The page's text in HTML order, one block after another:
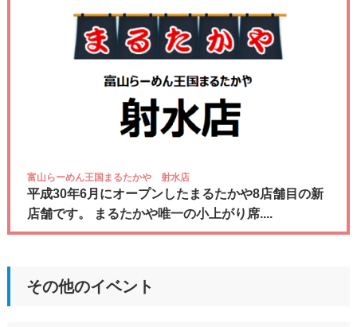
富山らーめん王国まるたかや 射水店
平成30年6月にオープンしたまるたかや8店舗目の新
店舗です。 まるたかや唯一の小上がり席....
その他のイベント